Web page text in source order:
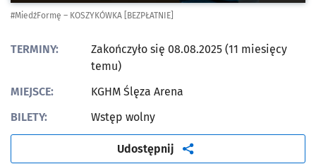
#MiedźFormę – KOSZYKÓWKA [BEZPŁATNIE]
TERMINY:
Zakończyło się 08.08.2025 (11 miesięcy
temu)
MIEJSCE:
KGHM Ślęza Arena
BILETY:
Wstęp wolny
Udostępnij artykuł